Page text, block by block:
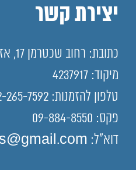
יצירת קשר
כתובת: רחוב שכטרמן 17, אזור תעשייה ישן נתניה.
מיקוד: 4237917
טלפון להזמנות: 072-265-7592
פקס: 09-884-8550
דוא"ל: shayteks@gmail.com